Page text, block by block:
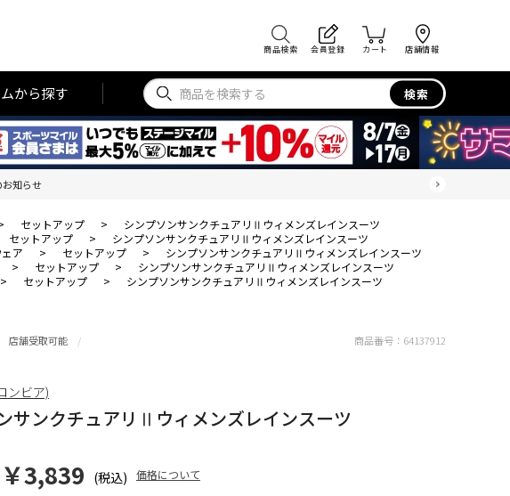
商品検索 会員登録 カート 店舗情報
から探す 検索
知らせ
セットアップ >
シンプソンサンクチュアリⅡウィメンズレインスーツ
セットアップ >
シンプソンサンクチュアリⅡウィメンズレインスーツ
ア > セットアップ >
シンプソンサンクチュアリⅡウィメンズレインスーツ
> セットアップ >
シンプソンサンクチュアリⅡウィメンズレインスーツ
> セットアップ > シンプソンサンクチュアリⅡウィメンズレインスーツ
店舗受取可能
サンクチュアリⅡウィメンズレインスーツ
￥3,839 (税込) 価格について
商品番号： 64137912
ンビア)